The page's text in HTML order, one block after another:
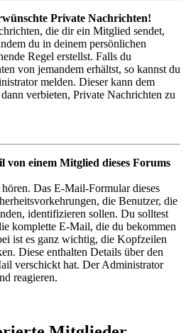
Private Nachrichten!
die dir ein Mitglied sendet,
du in deinem persönlichen
Regel erstellst. Falls du
von jemandem erhältst, so kannst du
melden. Dieser kann dem
verbieten, Private Nachrichten zu
von einem Mitglied dieses Forums
Das E-Mail-Formular dieses
die Benutzer, die
identifizieren sollen. Du solltest
komplette E-Mail, die du bekommen
ist es ganz wichtig, die Kopfzeilen
Diese enthalten Details über den
verschickt hat. Der Administrator
reagieren.